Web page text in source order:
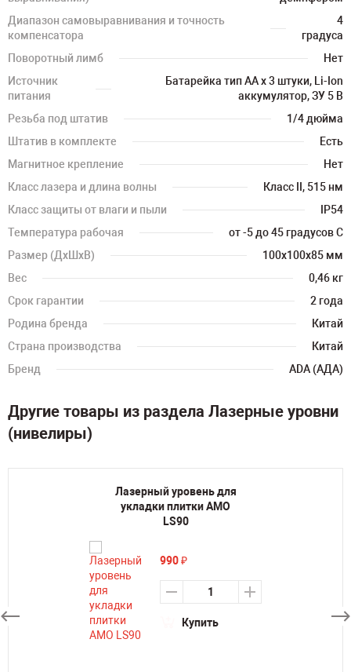
Диапазон самовыравнивания и точность
компенсатора
4
градуса
Поворотный лимб
Нет
Источник
питания
Батарейка тип AA x 3 штуки, Li-Ion
аккумулятор, ЗУ 5 В
Резьба под штатив
1/4 дюйма
Штатив в комплекте
Есть
Магнитное крепление
Нет
Класс лазера и длина волны
Класс II, 515 нм
Класс защиты от влаги и пыли
IP54
Температура рабочая
от -5 до 45 градусов С
Размер (ДхШхВ)
100х100х85 мм
Вес
0,46 кг
Срок гарантии
2 года
Родина бренда
Китай
Страна производства
Китай
Бренд
ADA (АДА)
Другие товары из раздела Лазерные уровни
(нивелиры)
Лазерный уровень для
укладки плитки AMO
LS90
990₽
Купить